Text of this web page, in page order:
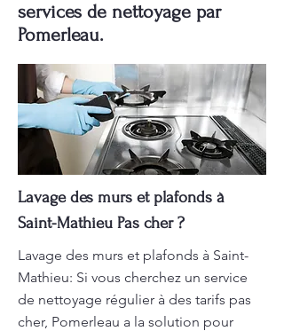
services de nettoyage par
Pomerleau.
Lavage des murs et plafonds à
Saint-Mathieu Pas cher ?
Lavage des murs et plafonds à Saint-
Mathieu: Si vous cherchez un service
de nettoyage régulier à des tarifs pas
cher, Pomerleau a la solution pour